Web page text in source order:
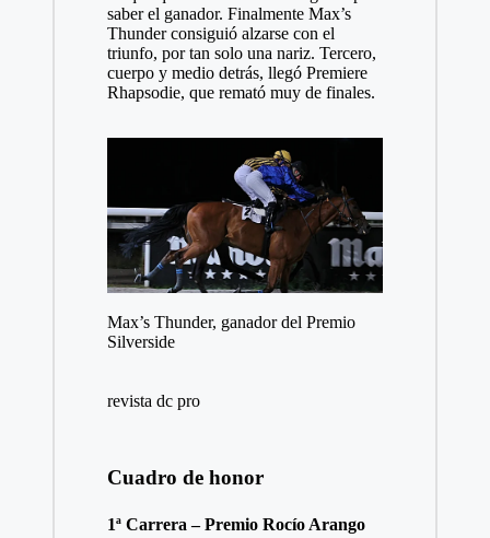
saber el ganador. Finalmente Max’s
Thunder consiguió alzarse con el
triunfo, por tan solo una nariz. Tercero,
cuerpo y medio detrás, llegó Premiere
Rhapsodie, que remató muy de finales.
Max’s Thunder, ganador del Premio
Silverside
revista dc pro
Cuadro de honor
1ª Carrera – Premio Rocío Arango